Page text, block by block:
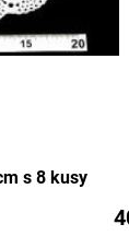
s 8 kusy